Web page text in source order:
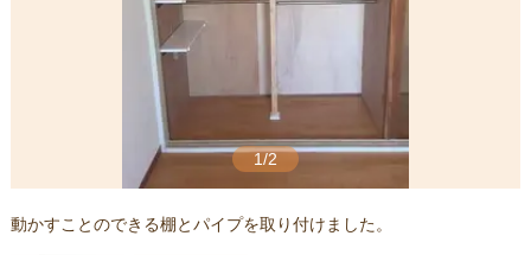
1/2
動かすことのできる棚とパイプを取り付けました。